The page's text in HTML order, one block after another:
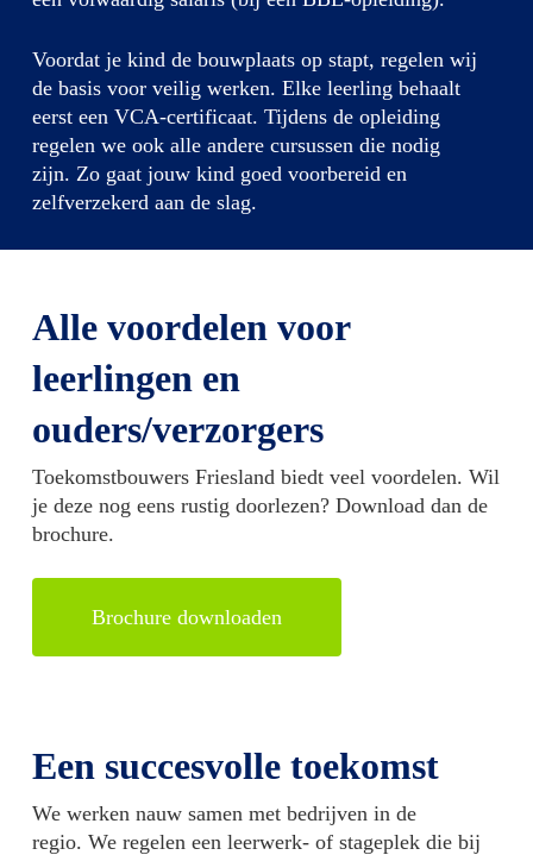
Voordat je kind de bouwplaats op stapt, regelen wij
de basis voor veilig werken. Elke leerling behaalt
eerst een VCA-certificaat. Tijdens de opleiding
regelen we ook alle andere cursussen die nodig
zijn. Zo gaat jouw kind goed voorbereid en
zelfverzekerd aan de slag.
Alle voordelen voor
leerlingen en
ouders/verzorgers
Toekomstbouwers Friesland biedt veel voordelen. Wil
je deze nog eens rustig doorlezen? Download dan de
brochure.
Brochure downloaden
Een succesvolle toekomst
We werken nauw samen met bedrijven in de
regio.We regelen een leerwerk- of stageplek die bij